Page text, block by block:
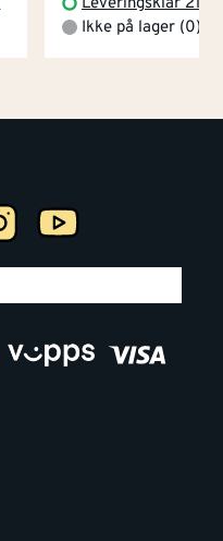
Ikke på lager (0)